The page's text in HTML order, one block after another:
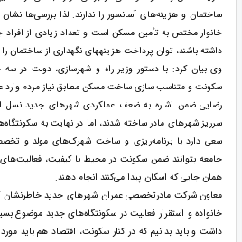
ساختمان و هزینه‌های آسانسور را ندارند. لذا بررسی‌ها
خانوار مختص به تأمین مسکن است و تعداد زیادی از
داشته باشند، توان پرداخت هزینههای نگهداری از ساختمان را
وی بیان کرد: با دستور وزیر راه و شهرسازی، دولت در
سکونت و متناسب سازی ساخت مسکن مطابق نیاز مردم
رضایی ضمن اشاره به ضعف عملکردی شهرهای جدید نسل
سرریز شهرهای مادر ساخته شدند، اما در نهایت به
سعی دارد با برنامه‌ریزی و ساخت شهرک‌های مولد و
جامعه بتوانند ضمن سکونت در محیط با کیفیت،
همان جایی که اسکان پیدا می‌کنند انجام دهند.
معاون شرکت مادرتخصصی عمران شهرهای جدید خاطرنشان
خانواده و استقرار فعالیت در سکونتگاه‌های جدید موضوع
داشت و باید بدانیم که در کنار سکونت، اقتصاد هم باید